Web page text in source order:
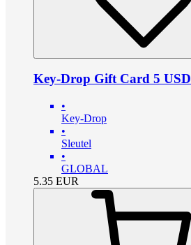
Key-Drop Gift Card 5 USD
•
Key-Drop
•
Sleutel
•
GLOBAL
5.35 EUR